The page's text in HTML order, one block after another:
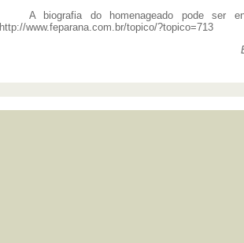
A biografia do homenageado pode ser
http://www.feparana.com.br/topico/?topico=713